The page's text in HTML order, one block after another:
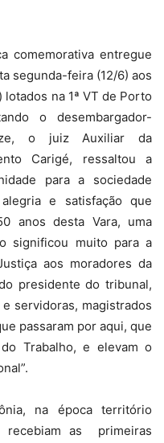
comemorativa entregue
segunda-feira (12/6) aos
na 1ª VT de Porto
o desembargador-
o juiz Auxiliar da
Carigé, ressaltou a
para a sociedade
e satisfação que
anos desta Vara, uma
significou muito para a
aos moradores da
presidente do tribunal,
servidoras, magistrados
passaram por aqui, que
Trabalho, e elevam o
na época território
recebiam as primeiras